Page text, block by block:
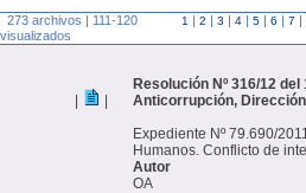
273 archivos | 111-120
visualizados
1 | 2 | 3 | 4 | 5 | 6 | 7 |
Resolución Nº 316/12
Anticorrupción,
Expediente Nº 79.690/
Humanos. Conflicto de
Autor
OA